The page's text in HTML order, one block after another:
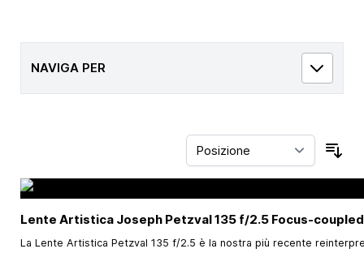
NAVIGA PER
Lente Artistica Joseph Petzval 135 f/2.5 Focus-
La Lente Artistica Petzval 135 f/2.5 è la nostra più recente